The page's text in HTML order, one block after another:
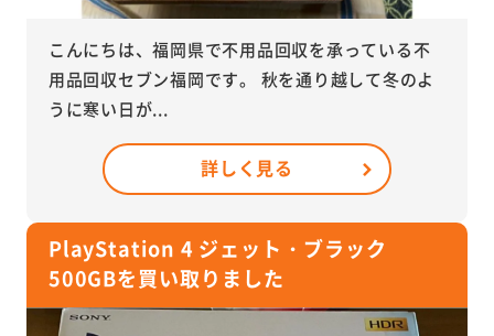
こんにちは、福岡県で不用品回収を承っている不
用品回収セブン福岡です。 秋を通り越して冬のよ
うに寒い日が...
詳しく見る
PlayStation 4 ジェット・ブラック
500GBを買い取りました